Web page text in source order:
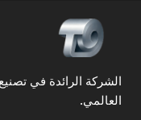
الشركة الرائدة في
العالمي.